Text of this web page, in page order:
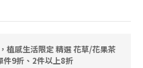
植感生活限定 精選 花草/花果茶
件9折、2件以上8折